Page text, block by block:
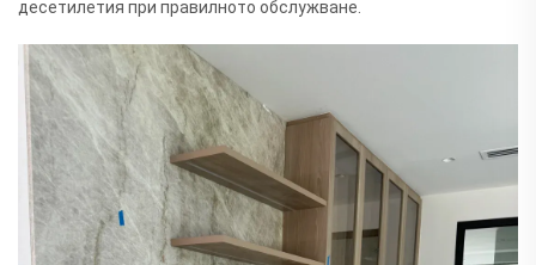
десетилетия при правилното обслужване.